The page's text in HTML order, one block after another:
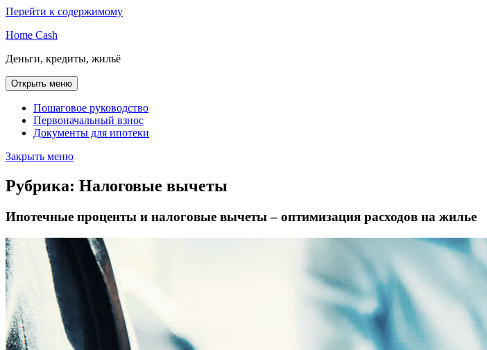
Перейти к содержимому
Home Cash
Деньги, кредиты, жильё
Открыть меню
Пошаговое руководство
Первоначальный взнос
Документы для ипотеки
Закрыть меню
Рубрика: Налоговые вычеты
Ипотечные проценты и налоговые вычеты – оптимизация расходов на жилье